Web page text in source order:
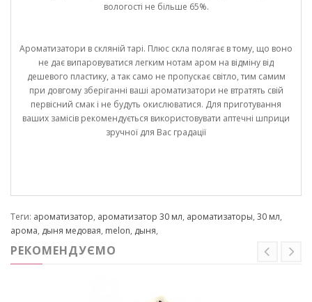
вологості не більше 65%.
Ароматизатори в скляній тарі. Плюс скла полягає в тому, що воно
не дає випаровуватися легким нотам аром на відміну від
дешевого пластику, а так само не пропускає світло, тим самим
при довгому зберіганні ваші ароматизатори не втратять свій
первісний смак і не будуть окислюватися. Для приготування
ваших замісів рекомендується використовувати аптечні шприци
зручної для Вас градації
Теги: ароматизатор, ароматизатор 30 мл, ароматизаторы, 30 мл,
арома, дыня медовая, melon, дыня,
РЕКОМЕНДУЄМО